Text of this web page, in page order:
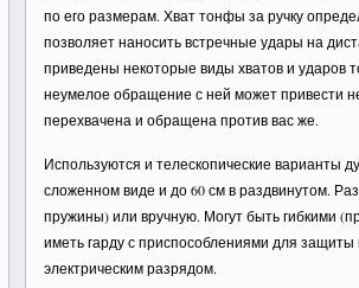
по его размерам. Хват тонфы за ручку
позволяет наносить встречные удары на
приведены некоторые виды хватов и ударов
неумелое обращение с ней может привести
перехвачена и обращена против вас же.
Используются и телескопические варианты
сложенном виде и до 60 см в раздвинутом.
пружины) или вручную. Могут быть гибкими
иметь гарду с приспособлениями для
электрическим разрядом.